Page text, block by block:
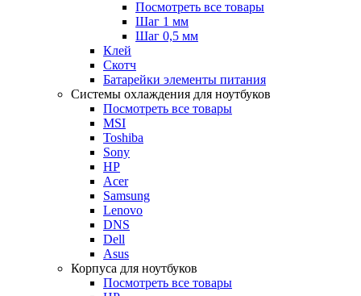
Посмотреть все товары
Шаг 1 мм
Шаг 0,5 мм
Клей
Скотч
Батарейки элементы питания
Системы охлаждения для ноутбуков
Посмотреть все товары
MSI
Toshiba
Sony
HP
Acer
Samsung
Lenovo
DNS
Dell
Asus
Корпуса для ноутбуков
Посмотреть все товары